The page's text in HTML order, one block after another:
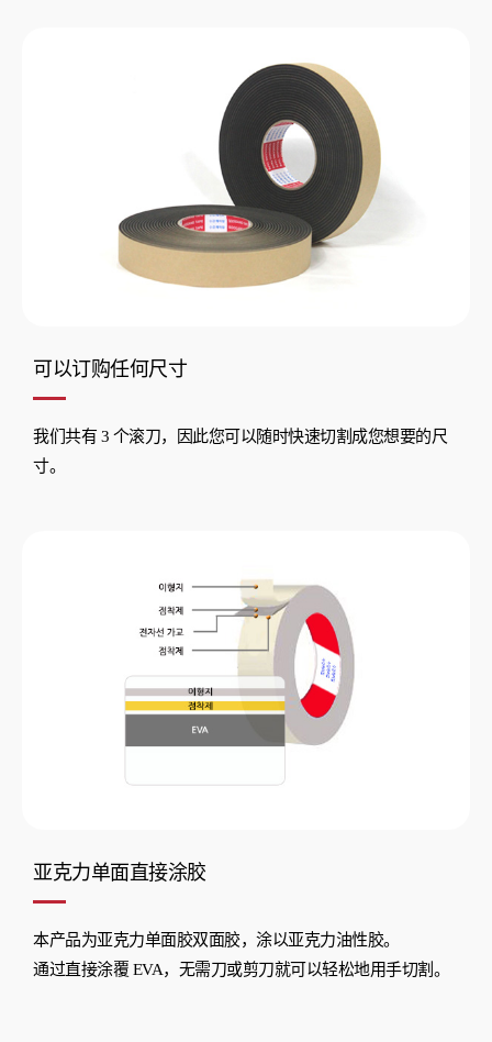
可以订购任何尺寸
我们共有 3 个滚刀，因此您可以随时快速切割成您想要的尺
寸。
亚克力单面直接涂胶
本产品为亚克力单面胶双面胶，涂以亚克力油性胶。
通过直接涂覆 EVA，无需刀或剪刀就可以轻松地用手切割。